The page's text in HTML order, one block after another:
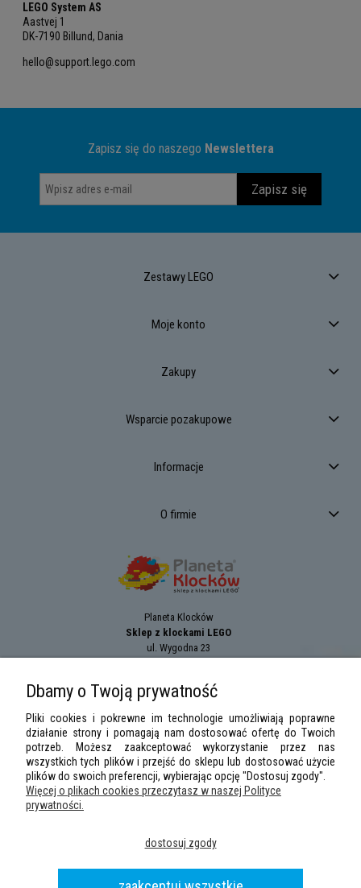
LEGO System AS
Aastvej 1
DK-7190 Billund, Dania
hello@support.lego.com
Zapisz się do naszego Newslettera
Zapisz się
Zestawy LEGO
Moje konto
Zakupy
Wsparcie pozakupowe
Informacje
O firmie
Planeta Klocków
Sklep z klockami LEGO
ul. Wygodna 23
e-mail:sklep@planetaklockow.pl
,LEGO Ninjago,Minifigures, Harry Potter
Dbamy o Twoją prywatność
Pliki cookies i pokrewne im technologie umożliwiają poprawne
działanie strony i pomagają nam dostosować ofertę do Twoich
potrzeb. Możesz zaakceptować wykorzystanie przez nas
wszystkich tych plików i przejść do sklepu lub dostosować użycie
plików do swoich preferencji, wybierając opcję "Dostosuj zgody".
Więcej o plikach cookies przeczytasz w naszej Polityce
prywatności.
dostosuj zgody